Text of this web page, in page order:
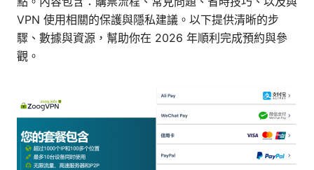
VPN 使用相關的保護與隱私建議。以下提供清晰的步
驟、數據與資源，幫助你在 2026 年順利完成預約與參
觀。